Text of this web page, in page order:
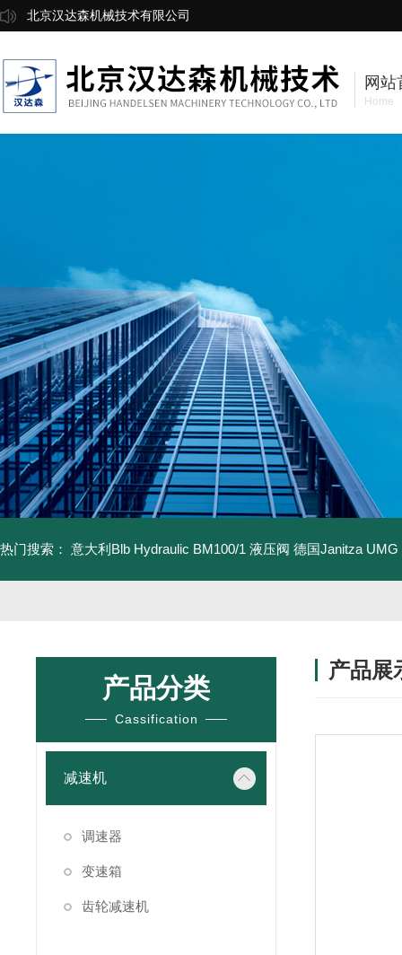
北京汉达森机械技术有限公司
网站
Home
热门搜索： 意大利Blb Hydraulic BM100/1 液压阀 德国Janitza UMG
产品分类
Cassification
减速机
调速器
变速箱
齿轮减速机
产品展